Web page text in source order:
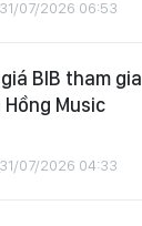
31/07/2026 06:53
BIB tham gia
Music
31/07/2026 04:33